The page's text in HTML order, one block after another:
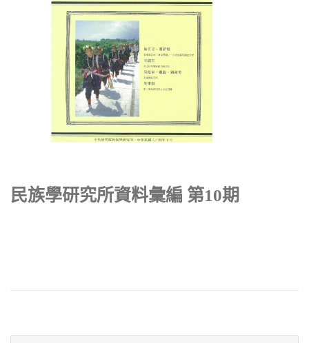
民族學研究所資料彙編 第10期